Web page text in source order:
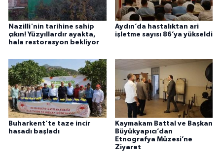
Nazilli'nin tarihine sahip
çıkın! Yüzyıllardır ayakta,
hala restorasyon bekliyor
Aydın’da hastalıktan ari
işletme sayısı 86’ya yükseldi
Buharkent’te taze incir
hasadı başladı
Kaymakam Battal ve Başkan
Büyükyapıcı’dan
Etnografya Müzesi’ne
Ziyaret